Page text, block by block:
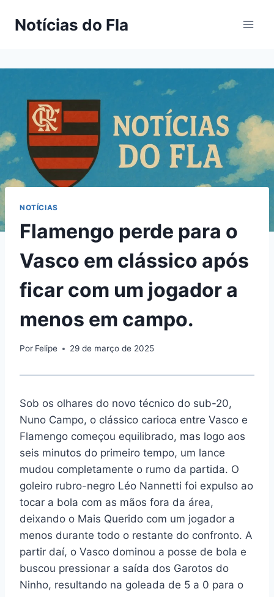
paraNotícias do Fla
NOTÍCIAS
Flamengo perde para o
Vasco em clássico após
ficar com um jogador a
menos em campo.
Por Felipe 29 de março de 2025
Sob os olhares do novo técnico do sub-20,
Nuno Campo, o clássico carioca entre Vasco e
Flamengo começou equilibrado, mas logo aos
seis minutos do primeiro tempo, um lance
mudou completamente o rumo da partida. O
goleiro rubro-negro Léo Nannetti foi expulso ao
tocar a bola com as mãos fora da área,
deixando o Mais Querido com um jogador a
menos durante todo o restante do confronto. A
partir daí, o Vasco dominou a posse de bola e
buscou pressionar a saída dos Garotos do
Ninho, resultando na goleada de 5 a 0 para o